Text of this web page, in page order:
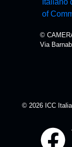
©
Via
© 2026 ICC